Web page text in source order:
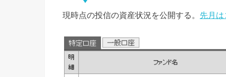
現時点の投信の資産状況を公開する。 先月